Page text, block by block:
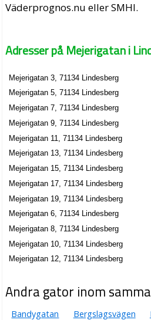
Väderprognos.nu eller SMHI.
Adresser på Mejerigatan i
Mejerigatan 3, 71134 Lindesberg
Mejerigatan 5, 71134 Lindesberg
Mejerigatan 7, 71134 Lindesberg
Mejerigatan 9, 71134 Lindesberg
Mejerigatan 11, 71134 Lindesberg
Mejerigatan 13, 71134 Lindesberg
Mejerigatan 15, 71134 Lindesberg
Mejerigatan 17, 71134 Lindesberg
Mejerigatan 19, 71134 Lindesberg
Mejerigatan 6, 71134 Lindesberg
Mejerigatan 8, 71134 Lindesberg
Mejerigatan 10, 71134 Lindesberg
Mejerigatan 12, 71134 Lindesberg
Andra gator inom
Bandygatan Bergslagsvägen